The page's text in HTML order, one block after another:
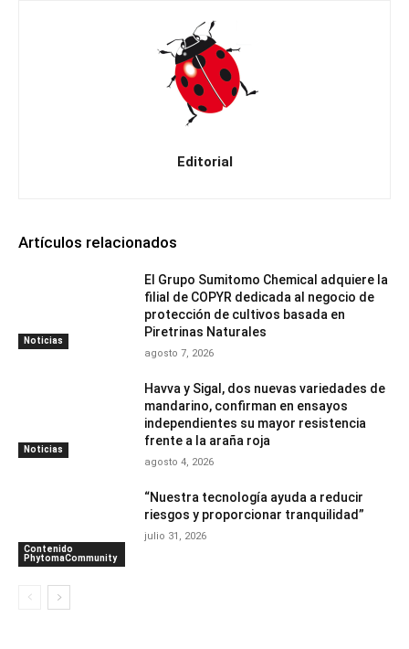
Editorial
Artículos relacionados
Noticias
El Grupo Sumitomo Chemical adquiere la
filial de COPYR dedicada al negocio de
protección de cultivos basada en
Piretrinas Naturales
agosto 7, 2026
Noticias
Havva y Sigal, dos nuevas variedades de
mandarino, confirman en ensayos
independientes su mayor resistencia
frente a la araña roja
agosto 4, 2026
Contenido
PhytomaCommunity
“Nuestra tecnología ayuda a reducir
riesgos y proporcionar tranquilidad”
julio 31, 2026